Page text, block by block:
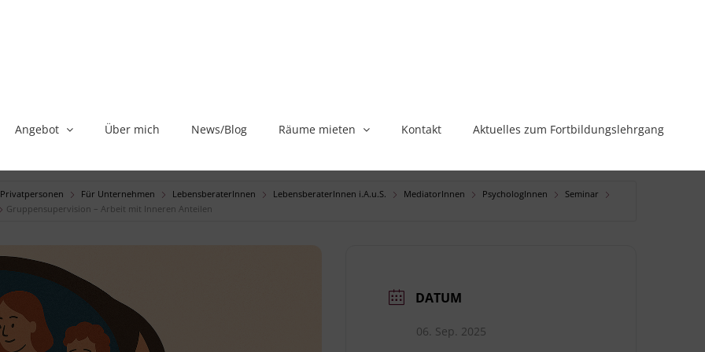
Angebot Über mich News/Blog Räume mieten Kontakt Aktuelles zum Fortbildungslehrgang
Für Unternehmen LebensberaterInnen LebensberaterInnen i.A.u.S. MediatorInnen PsychologInnen
Seminar
Gruppensupervision – Arbeit mit Inneren Anteilen
DATUM
06. Sep. 2025